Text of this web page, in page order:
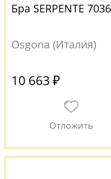
Бра SERPENTE
Osgona (Италия)
10 663 ₽